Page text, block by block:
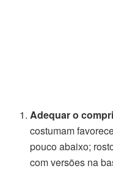
Adequar o
costumam
pouco abaixo;
com versões na